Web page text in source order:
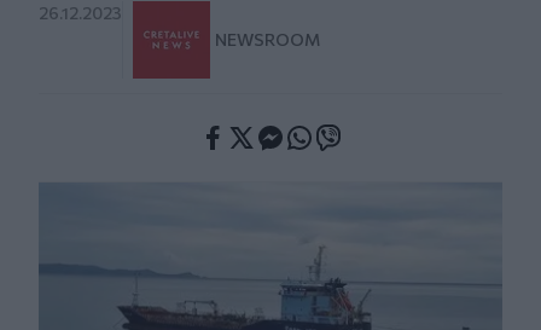
26.12.2023
NEWSROOM